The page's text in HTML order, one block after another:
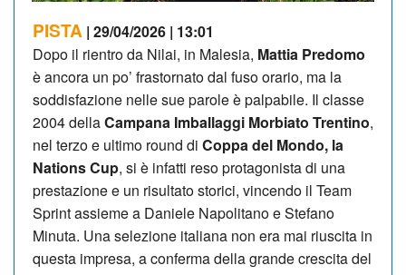
PISTA | 29/04/2026 | 13:01
Dopo il rientro da Nilai, in Malesia, Mattia Predomo
è ancora un po’ frastornato dal fuso orario, ma la
soddisfazione nelle sue parole è palpabile. Il classe
2004 dellaCampana Imballaggi Morbiato Trentino,
nel terzo e ultimo round di Coppa del Mondo, la
Nations Cup, si è infatti reso protagonista di una
prestazione e un risultato storici, vincendo il Team
Sprint assieme a Daniele Napolitano e Stefano
Minuta. Una selezione italiana non era mai riuscita in
questa impresa, a conferma della grande crescita del